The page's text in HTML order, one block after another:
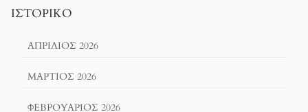
ΙΣΤΟΡΙΚΌ
ΑΠΡΊΛΙΟΣ 2026
ΜΆΡΤΙΟΣ 2026
ΦΕΒΡΟΥΆΡΙΟΣ 2026